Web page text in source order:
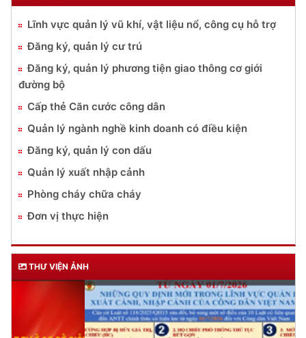
Lĩnh vực quản lý vũ khí, vật liệu nổ, công cụ hỗ trợ
Đăng ký, quản lý cư trú
Đăng ký, quản lý phương tiện giao thông cơ giới
đường bộ
Cấp thẻ Căn cước công dân
Quản lý ngành nghề kinh doanh có điều kiện
Đăng ký, quản lý con dấu
Quản lý xuất nhập cảnh
Phòng cháy chữa cháy
Đơn vị thực hiện
THƯ VIỆN ẢNH